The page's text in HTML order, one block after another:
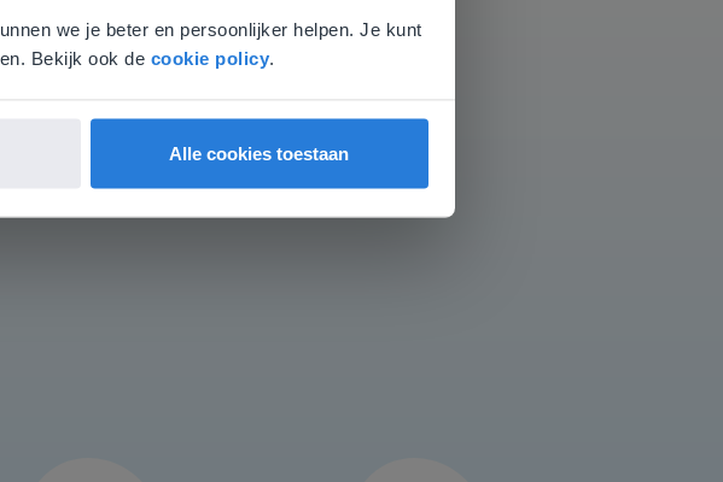
we je beter en persoonlijker helpen. Je kunt
Bekijk ook de cookie policy.
Alle cookies toestaan
Ontdek Plus